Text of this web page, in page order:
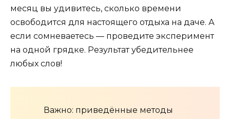
месяц вы удивитесь, сколько времени
освободится для настоящего отдыха на даче. А
если сомневаетесь — проведите эксперимент
на одной грядке. Результат убедительнее
любых слов!
Важно: приведённые методы